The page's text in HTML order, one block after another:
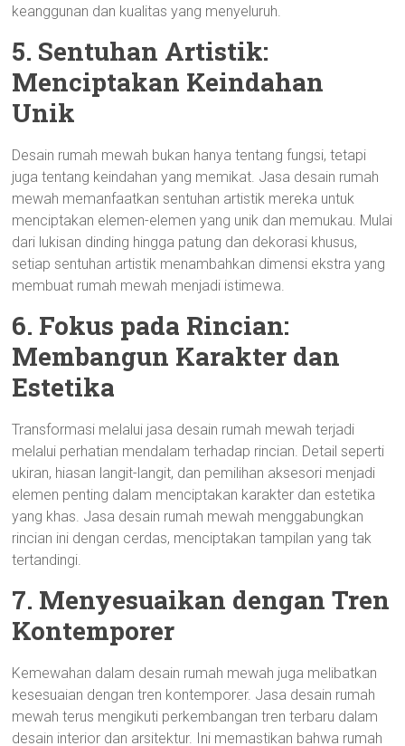
keanggunan dan kualitas yang menyeluruh.
5. Sentuhan Artistik:
Menciptakan Keindahan
Unik
Desain rumah mewah bukan hanya tentang fungsi, tetapi
juga tentang keindahan yang memikat. Jasa desain rumah
mewah memanfaatkan sentuhan artistik mereka untuk
menciptakan elemen-elemen yang unik dan memukau. Mulai
dari lukisan dinding hingga patung dan dekorasi khusus,
setiap sentuhan artistik menambahkan dimensi ekstra yang
membuat rumah mewah menjadi istimewa.
6. Fokus pada Rincian:
Membangun Karakter dan
Estetika
Transformasi melalui jasa desain rumah mewah terjadi
melalui perhatian mendalam terhadap rincian. Detail seperti
ukiran, hiasan langit-langit, dan pemilihan aksesori menjadi
elemen penting dalam menciptakan karakter dan estetika
yang khas. Jasa desain rumah mewah menggabungkan
rincian ini dengan cerdas, menciptakan tampilan yang tak
tertandingi.
7. Menyesuaikan dengan Tren
Kontemporer
Kemewahan dalam desain rumah mewah juga melibatkan
kesesuaian dengan tren kontemporer. Jasa desain rumah
mewah terus mengikuti perkembangan tren terbaru dalam
desain interior dan arsitektur. Ini memastikan bahwa rumah